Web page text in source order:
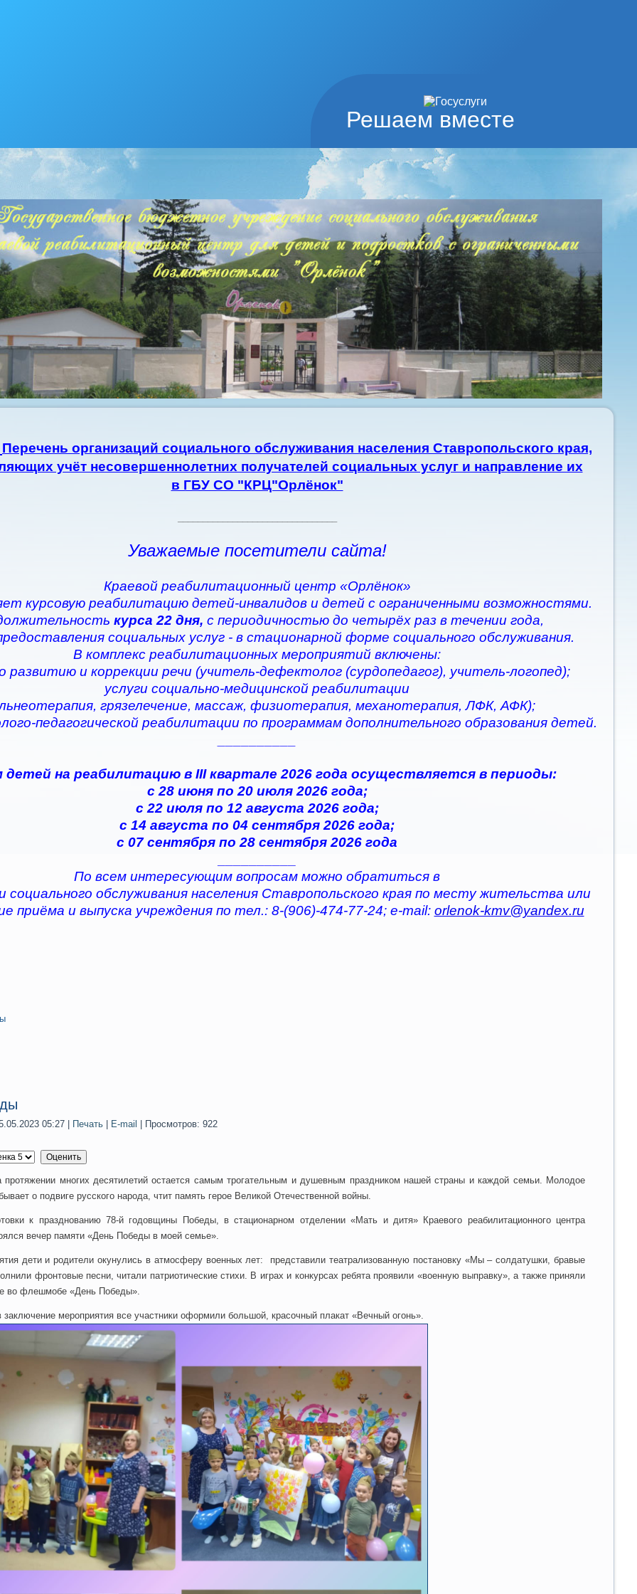
Решаем вместе
Перечень организаций социального обслуживания населения Ставропольского края,
учёт несовершеннолетних получателей социальных услуг и направление их
в ГБУ СО "КРЦ"Орлёнок"
Уважаемые посетители сайта!
Краевой реабилитационный центр «Орлёнок»
курсовую реабилитацию детей-инвалидов и детей с ограниченными возможностями.
курса 22 дня, с периодичностью до четырёх раз в течении года,
социальных услуг - в стационарной форме социального обслуживания.
В комплекс реабилитационных мероприятий включены:
развитию и коррекции речи (учитель-дефектолог (сурдопедагог), учитель-логопед);
услуги социально-медицинской реабилитации
грязелечение, массаж, физиотерапия, механотерапия, ЛФК, АФК);
педагогической реабилитации по программам дополнительного образования детей.
детей на реабилитацию в III квартале 2026 года осуществляется в периоды:
с 28 июня по 20 июля 2026 года;
с 22 июля по 12 августа 2026 года;
с 14 августа по 04 сентября 2026 года;
с 07 сентября по 28 сентября 2026 года
По всем интересующим вопросам можно обратиться в
социального обслуживания населения Ставропольского края по месту жительства или
приёма и выпуска учреждения по тел.: 8-(906)-474-77-24; e-mail: orlenok-kmv@yandex.ru
05:27 Печать E-mail | Просмотров: 922
многих десятилетий остается самым трогательным и душевным праздником нашей страны и каждой семьи. Молодое
о подвиге русского народа, чтит память герое Великой Отечественной войны.
к празднованию 78-й годовщины Победы, в стационарном отделении «Мать и дитя» Краевого реабилитационного центра
вечер памяти «День Победы в моей семье».
дети и родители окунулись в атмосферу военных лет: представили театрализованную постановку «Мы – солдатушки, бравые
фронтовые песни, читали патриотические стихи. В играх и конкурсах ребята проявили «военную выправку», а также приняли
во флешмобе «День Победы».
заключение мероприятия все участники оформили большой, красочный плакат «Вечный огонь».